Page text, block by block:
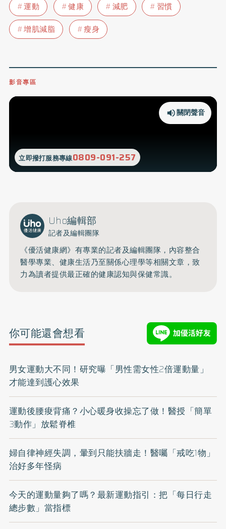
運動 健康 減肥
習慣
增肌減脂
瘦身
影音專區
立即撥打服務專線0809-091-257
關閉聲音
Uho編輯部
記者及編輯團隊
《優活健康網》有專業的記者及編輯團隊，內容整合
醫學專業、健康生活乃至關係心理學等相關文章，致
力為讀者提供最正確的健康認知與保健常識。
你可能還會想看
男女運動大不同！研究曝「男性需女性2倍運動量」
才能達到護心效果
運動後腰痠背痛？小心暖身收操忘了做！醫授「簡單
3動作」放鬆脊椎
婦自律神經失調，暈到只能扶牆走！醫囑「戒吃1物」
治好多年怪病
今天的運動量夠了嗎？最新運動指引：把「每日行走
總步數」當指標